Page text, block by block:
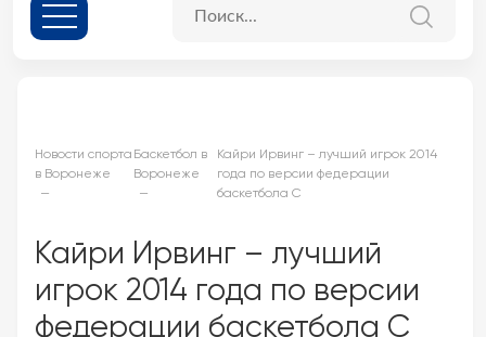
Новости спорта
в Воронеже
Баскетбол в
Воронеже
Кайри Ирвинг – лучший игрок 2014
года по версии федерации
баскетбола С
Кайри Ирвинг – лучший
игрок 2014 года по версии
федерации баскетбола С